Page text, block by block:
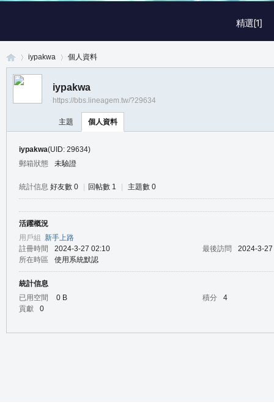
精選[1]
iypakwa 個人資料
iypakwa
https://bbs.lineagem.tw/?29634
主題 個人資料
iypakwa(UID: 29634)
郵箱狀態
未驗證
統計信息 好友數 0 回帖數 1 主題數 0
活躍概況
用戶組 新手上路
註冊時間
2024-3-27 02:10 最後訪問
2024-3-
所在時區
使用系統默認
統計信息
已用空間
0 B 積分
4
貢獻
0